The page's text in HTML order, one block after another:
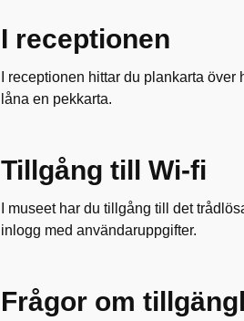
I receptionen
I receptionen hittar du plankarta
låna en pekkarta.
Tillgång till Wi-fi
I museet har du tillgång till det
inlogg med användaruppgifter.
Frågor om